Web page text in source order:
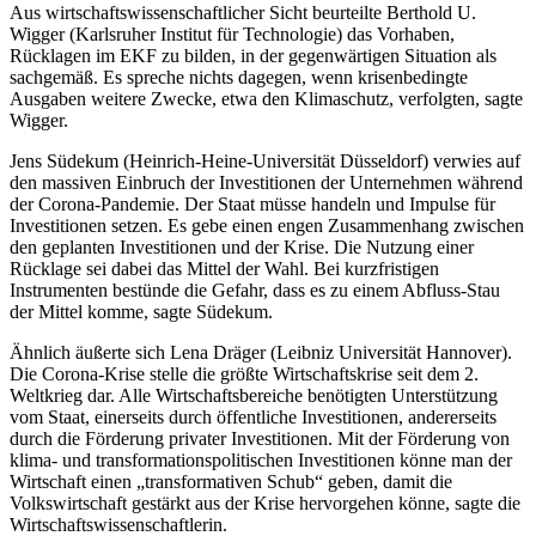
Aus wirtschaftswissenschaftlicher Sicht beurteilte Berthold U.
Wigger (Karlsruher Institut für Technologie) das Vorhaben,
Rücklagen im EKF zu bilden, in der gegenwärtigen Situation als
sachgemäß. Es spreche nichts dagegen, wenn krisenbedingte
Ausgaben weitere Zwecke, etwa den Klimaschutz, verfolgten, sagte
Wigger.
Jens Südekum (Heinrich-Heine-Universität Düsseldorf) verwies auf
den massiven Einbruch der Investitionen der Unternehmen während
der Corona-Pandemie. Der Staat müsse handeln und Impulse für
Investitionen setzen. Es gebe einen engen Zusammenhang zwischen
den geplanten Investitionen und der Krise. Die Nutzung einer
Rücklage sei dabei das Mittel der Wahl. Bei kurzfristigen
Instrumenten bestünde die Gefahr, dass es zu einem Abfluss-Stau
der Mittel komme, sagte Südekum.
Ähnlich äußerte sich Lena Dräger (Leibniz Universität Hannover).
Die Corona-Krise stelle die größte Wirtschaftskrise seit dem 2.
Weltkrieg dar. Alle Wirtschaftsbereiche benötigten Unterstützung
vom Staat, einerseits durch öffentliche Investitionen, andererseits
durch die Förderung privater Investitionen. Mit der Förderung von
klima- und transformationspolitischen Investitionen könne man der
Wirtschaft einen „transformativen Schub“ geben, damit die
Volkswirtschaft gestärkt aus der Krise hervorgehen könne, sagte die
Wirtschaftswissenschaftlerin.